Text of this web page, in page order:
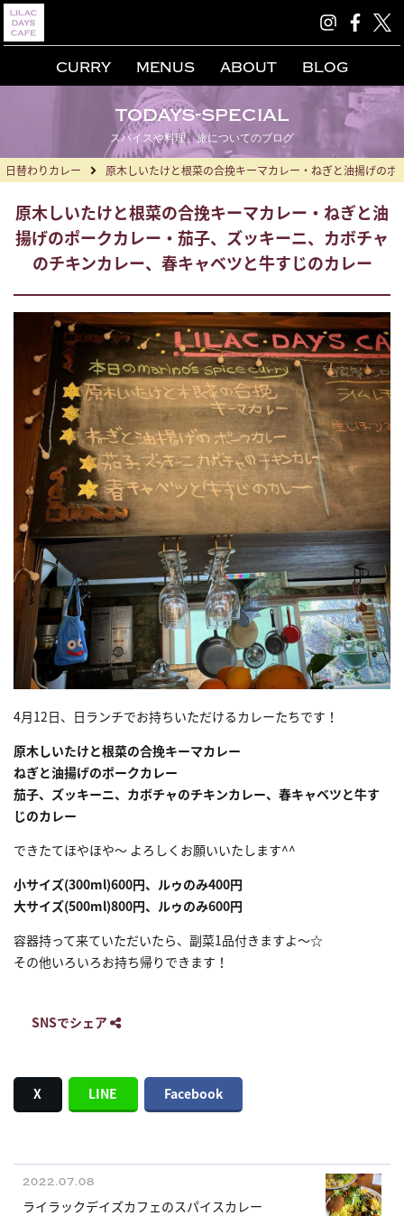
CURRY MENUS ABOUT BLOG
todays-special
スパイスや料理、旅についてのブログ
日替わりカレー 原木しいたけと根菜の合挽キーマカレー・ねぎと油揚げの
原木しいたけと根菜の合挽キーマカレー・ねぎと油
揚げのポークカレー・茄子、ズッキーニ、カボチャ
のチキンカレー、春キャベツと牛すじのカレー
4月12日、日ランチでお持ちいただけるカレーたちです！
原木しいたけと根菜の合挽キーマカレー
ねぎと油揚げのポークカレー
茄子、ズッキーニ、カボチャのチキンカレー、春キャベツと牛す
じのカレー
できたてほやほや〜 よろしくお願いいたします^^
小サイズ(300ml)600円、ルゥのみ400円
大サイズ(500ml)800円、ルゥのみ600円
容器持って来ていただいたら、副菜1品付きますよ〜☆
その他いろいろお持ち帰りできます！
SNSでシェア
X LINE Facebook
2022.07.08
ライラックデイズカフェのスパイスカレー